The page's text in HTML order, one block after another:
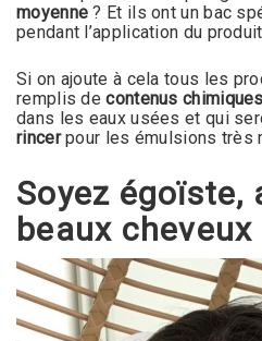
moyenne ? Et ils ont un bac
pendant l’application du
Si on ajoute à cela tous les
remplis decontenus chimiques
dans les eaux usées et qui
rincerpour les émulsions très
Soyez égoïste,
beaux cheveux